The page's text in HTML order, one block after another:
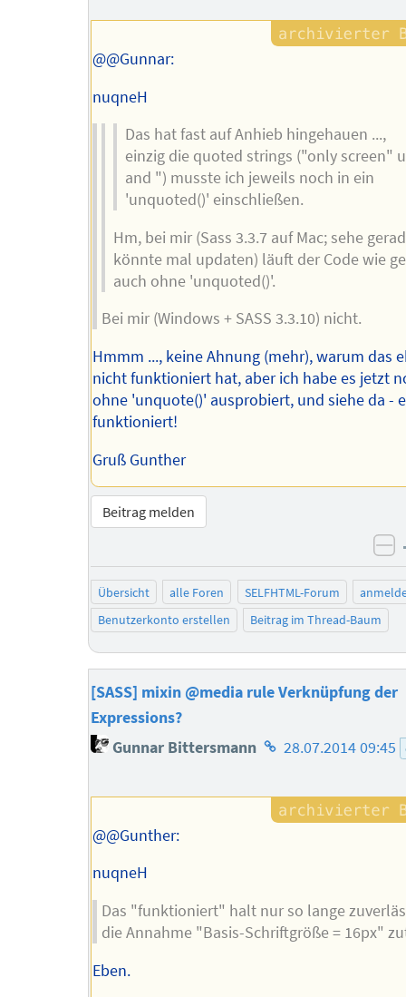
@@Gunnar:
nuqneH
Das hat fast auf Anhieb hingehauen ...,
einzig die quoted strings ("only screen"
and ") musste ich jeweils noch in ein
'unquoted()' einschließen.
Hm, bei mir (Sass 3.3.7 auf Mac; sehe
könnte mal updaten) läuft der Code wie
auch ohne 'unquoted()'.
Bei mir (Windows + SASS 3.3.10) nicht.
Hmmm ..., keine Ahnung (mehr), warum das
nicht funktioniert hat, aber ich habe es jetzt
ohne 'unquote()' ausprobiert, und siehe da -
funktioniert!
Gruß Gunther
Beitrag melden
Übersicht alle Foren SELFHTML-Forum
Benutzerkonto erstellen
Beitrag im Thread-Baum
[SASS] mixin @media rule Verknüpfung der
Expressions?
Gunnar Bittersmann Homepage
Autors
28.07.2014 09:45
@@Gunther:
nuqneH
Das "funktioniert" halt nur so lange
die Annahme "Basis-Schriftgröße = 16px"
Eben.